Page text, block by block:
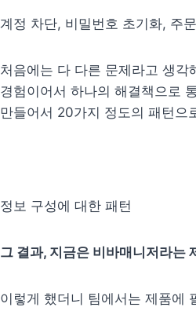
계정 차단, 비밀번호 초기화, 주
처음에는 다 다른 문제라고 생
경험이어서 하나의 해결책으로
만들어서 20가지 정도의 패턴으
정보 구성에 대한 패턴
그 결과, 지금은 비바매니저라는
이렇게 했더니 팀에서는 제품에